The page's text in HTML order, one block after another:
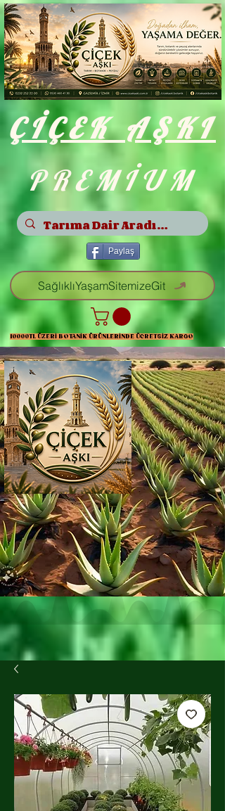
ÇİÇEK AŞKI
PREMİUM
SağlıklıYaşamSitemizeGit
10000TL ÜZERİ BOTANİK ÜRÜNLERİNDE ÜCRETSİZ KARGO
Paylaş